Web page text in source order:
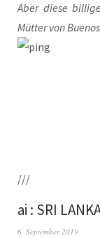
Aber die­se
Müt­ter von
///
ai : SRI
6. September 2019